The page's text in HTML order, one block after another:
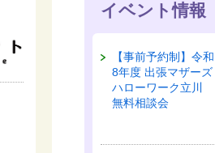
イベント情報
【事前予約制】令和
8年度 出張マザーズ
ハローワーク立川
無料相談会